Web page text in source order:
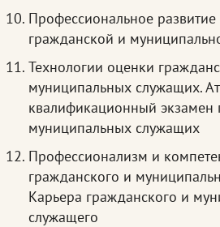
Профессиональное развитие
гражданской и
Технологии оценки
муниципальных служащих.
квалификационный экзамен
муниципальных служащих
Профессионализм и
гражданского и
Карьера гражданского и
служащего